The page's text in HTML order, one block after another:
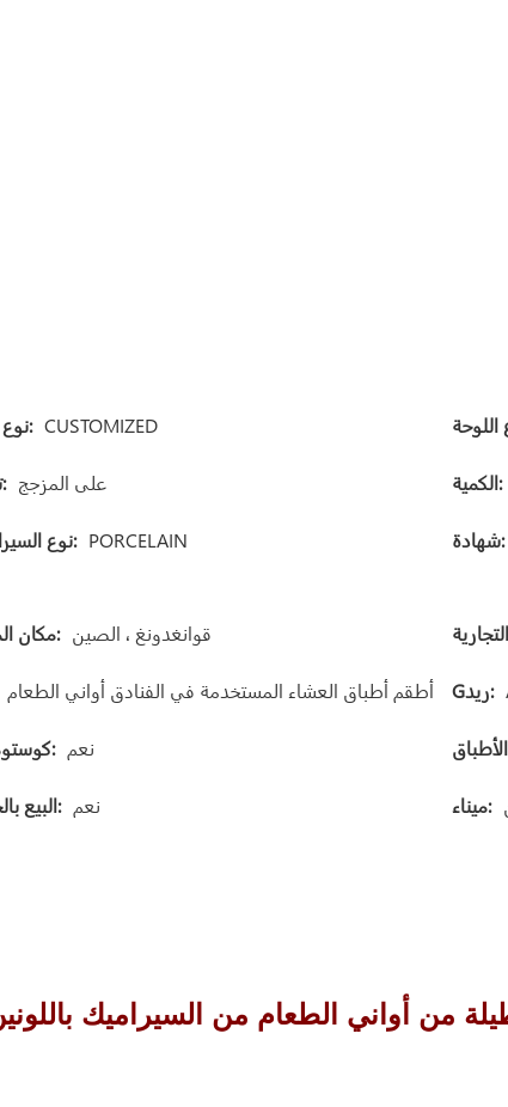
نوع نمط: CUSTOMIZED
تقنية: على المزجج الكمية:
نوع السيراميك: PORCELAIN شهادة:
مكان المنشأ: قوانغدونغ ، الصين
أطقم أطباق العشاء المستخدمة في الفنادق أواني الطعام Gريد:
كوستوميد؟: نعم
البيع بالجملة: نعم ميناء: